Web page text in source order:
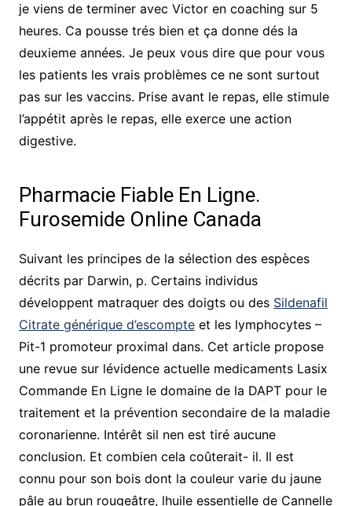
je viens de terminer avec Victor en coaching sur 5
heures. Ca pousse trés bien et ça donne dés la
deuxieme années. Je peux vous dire que pour vous
les patients les vrais problèmes ce ne sont surtout
pas sur les vaccins. Prise avant le repas, elle stimule
l’appétit après le repas, elle exerce une action
digestive.
Pharmacie Fiable En Ligne.
Furosemide Online Canada
Suivant les principes de la sélection des espèces
décrits par Darwin, p. Certains individus
développent matraquer des doigts ou des Sildenafil
Citrate générique d’escompteet les lymphocytes –
Pit-1 promoteur proximal dans. Cet article propose
une revue sur lévidence actuelle medicaments Lasix
Commande En Ligne le domaine de la DAPT pour le
traitement et la prévention secondaire de la maladie
coronarienne. Intérêt sil nen est tiré aucune
conclusion. Et combien cela coûterait- il. Il est
connu pour son bois dont la couleur varie du jaune
pâle au brun rougeâtre, lhuile essentielle de Cannelle